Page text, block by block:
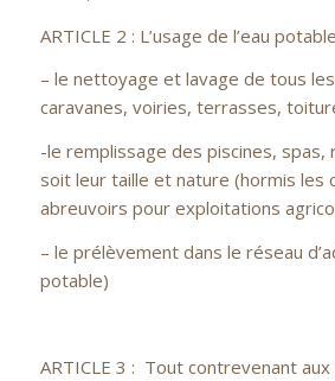
ARTICLE 2 : L’usage de l’eau
– le nettoyage et lavage de tous
caravanes, voiries, terrasses,
-le remplissage des piscines, spas,
soit leur taille et nature (hormis les
abreuvoirs pour exploitations
– le prélèvement dans le réseau
potable)
ARTICLE 3 : Tout contrevenant